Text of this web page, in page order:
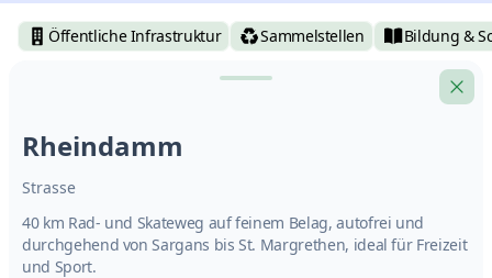
Öffentliche Infrastruktur Sammelstellen Bildung &
Rheindamm
Strasse
40 km Rad- und Skateweg auf feinem Belag, autofrei und
durchgehend von Sargans bis St. Margrethen, ideal für Freizeit
und Sport.